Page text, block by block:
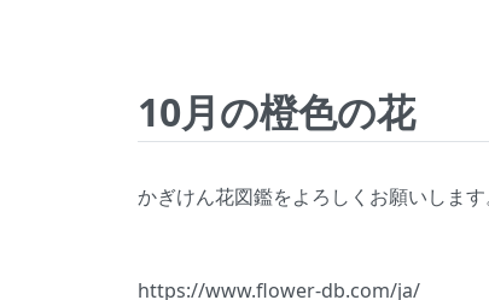
10月の橙色の花
かぎけん花図鑑をよろしくお願いします
https://www.flower-db.com/ja/